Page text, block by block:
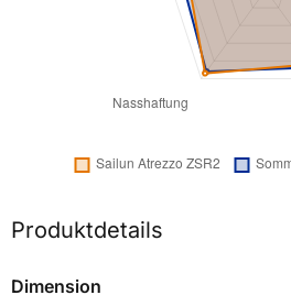
Produktdetails
Dimension